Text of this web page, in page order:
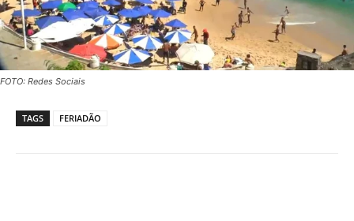
FOTO: Redes Sociais
TAGS FERIADÃO